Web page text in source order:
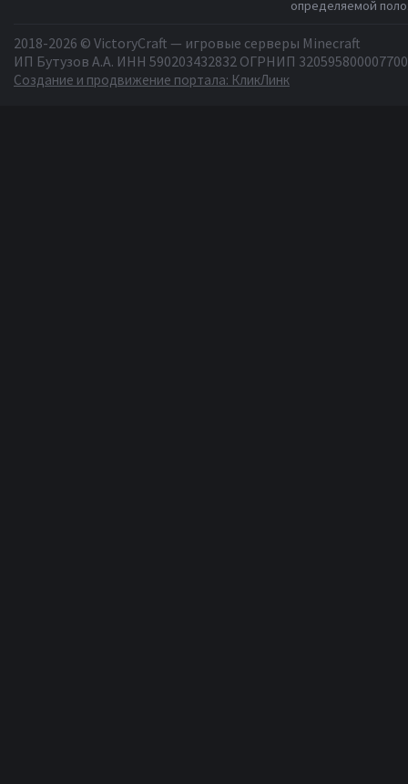
определяемой
2018-2026 © VictoryCraft — игровые серверы Minecraft
ИП Бутузов А.А. ИНН 590203432832 ОГРНИП 320595800007700
Создание и продвижение портала: КликЛинк